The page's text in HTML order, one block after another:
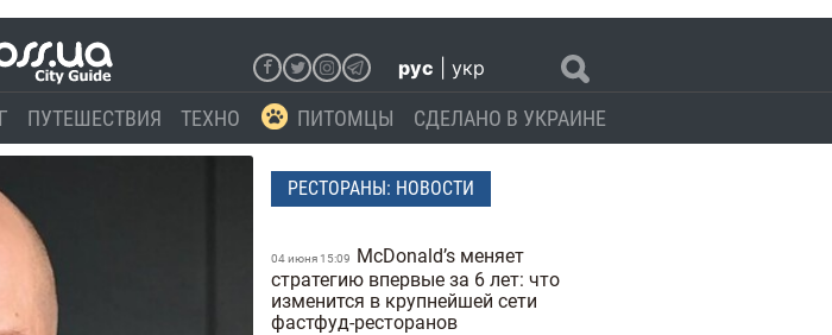
рус укр
ПУТЕШЕСТВИЯ ТЕХНО ПИТОМЦЫ СДЕЛАНО В УКРАИНЕ
РЕСТОРАНЫ: НОВОСТИ
04 июня 15:09
McDonald’s меняет
стратегию впервые за 6 лет: что
изменится в крупнейшей сети
фастфуд-ресторанов